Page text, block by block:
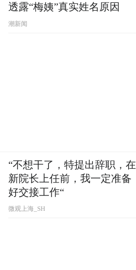
透露“梅姨”真实姓名原因
潮新闻
“不想干了，特提出辞职，在
新院长上任前，我一定准备
好交接工作“
微观上海_SH